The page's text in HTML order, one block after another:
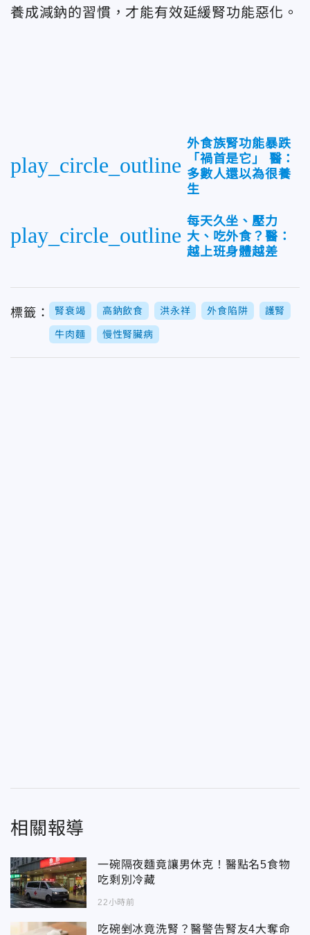
養成減鈉的習慣，才能有效延緩腎功能惡化。
play_circle_outline
外食族腎功能暴跌
「禍首是它」 醫：
多數人還以為很養
生
play_circle_outline
每天久坐、壓力
大、吃外食？醫：
越上班身體越差
標籤： 腎衰竭 高鈉飲食 洪永祥 外食陷阱 護腎
牛肉麵 慢性腎臟病
相關報導
一碗隔夜麵竟讓男休克！醫點名5食物
吃剩別冷藏
22小時前
吃碗剉冰竟洗腎？醫警告腎友4大奪命